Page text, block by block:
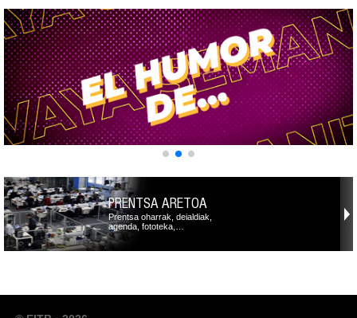
PRENTSA ARETOA
Prentsa oharrak, deialdiak,
agenda, fototeka,…